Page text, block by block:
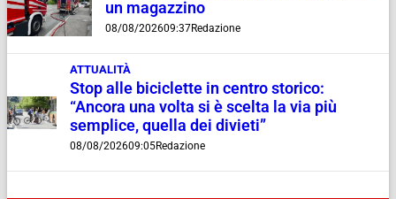
un magazzino
08/08/202609:37Redazione
ATTUALITÀ
Stop alle biciclette in centro storico:
“Ancora una volta si è scelta la via più
semplice, quella dei divieti”
08/08/202609:05Redazione